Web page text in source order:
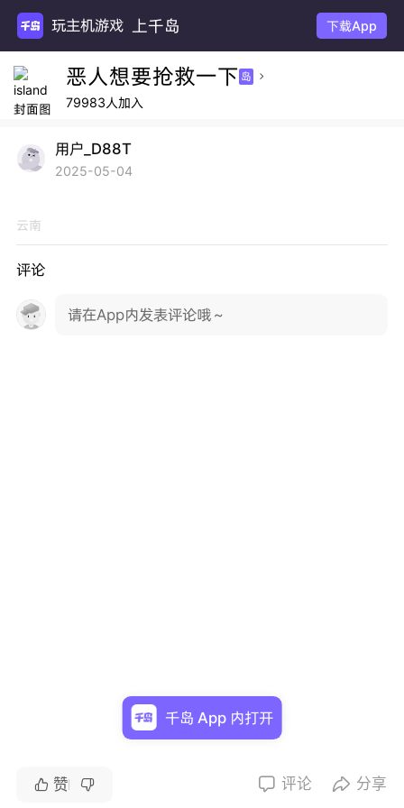
玩主机游戏 上千岛 下载App
恶人想要抢救一下 岛 
79983人加入
用户_D88T
2025-05-04
云南
评论
请在App内发表评论哦～
 赞   评论  分享
千岛 App 内打开